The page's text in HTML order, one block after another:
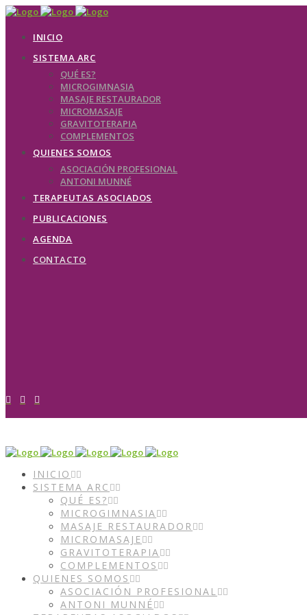
INICIO
SISTEMA ARC
QUÉ ES?
MICROGIMNASIA
MASAJE RESTAURADOR
MICROMASAJE
GRAVITOTERAPIA
COMPLEMENTOS
QUIENES SOMOS
ASOCIACIÓN PROFESIONAL
ANTONI MUNNÉ
TERAPEUTAS ASOCIADOS
PUBLICACIONES
AGENDA
CONTACTO
INICIO
SISTEMA ARC
QUÉ ES?
MICROGIMNASIA
MASAJE RESTAURADOR
MICROMASAJE
GRAVITOTERAPIA
COMPLEMENTOS
QUIENES SOMOS
ASOCIACIÓN PROFESIONAL
ANTONI MUNNÉ